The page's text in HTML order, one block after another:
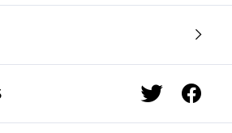
南麻布店
スタッフブログ
t
w
f
a